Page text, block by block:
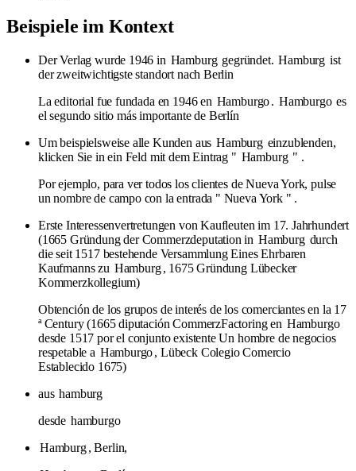
Beispiele im Kontext
Der Verlag wurde 1946 in Hamburg gegründet. Hamburg ist
der zweitwichtigste standort nach Berlin
La editorial fue fundada en 1946 en Hamburgo. Hamburgo es
el segundo sitio más importante de Berlín
Um beispielsweise alle Kunden aus Hamburg einzublenden,
klicken Sie in ein Feld mit dem Eintrag " Hamburg " .
Por ejemplo, para ver todos los clientes de Nueva York, pulse
un nombre de campo con la entrada " Nueva York " .
Erste Interessenvertretungen von Kaufleuten im 17. Jahrhundert
(1665 Gründung der Commerzdeputation in Hamburg durch
die seit 1517 bestehende Versammlung Eines Ehrbaren
Kaufmanns zu Hamburg , 1675 Gründung Lübecker
Kommerzkollegium)
Obtención de los grupos de interés de los comerciantes en la 17
ª Century (1665 diputación CommerzFactoring en Hamburgo
desde 1517 por el conjunto existente Un hombre de negocios
respetable a Hamburgo, Lübeck Colegio Comercio
Establecido 1675)
aus hamburg
desde hamburgo
Hamburg, Berlin,